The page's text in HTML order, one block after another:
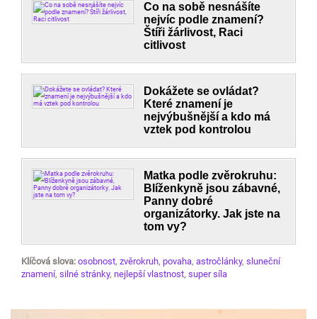
Co na sobě nesnášíte
nejvíc podle znamení?
Štíři žárlivost, Raci
citlivost
Dokážete se ovládat?
Které znamení je
nejvýbušnější a kdo má
vztek pod kontrolou
Matka podle zvěrokruhu:
Blíženkyně jsou zábavné,
Panny dobré
organizátorky. Jak jste na
tom vy?
Klíčová slova: osobnost, zvěrokruh, povaha, astročlánky, sluneční
znamení, silné stránky, nejlepší vlastnost, super síla